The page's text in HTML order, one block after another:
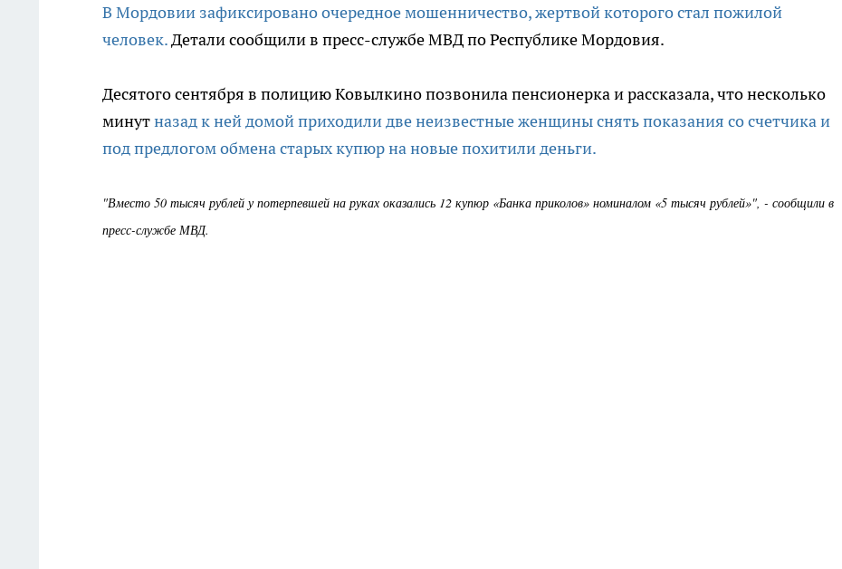
В Мордовии зафиксировано очередное мошенничество, жертвой которого стал пожилой
человек.Детали сообщили в пресс-службе МВД по Республике Мордовия.
Десятого сентября в полицию Ковылкино позвонила пенсионерка и рассказала, что несколько
минутназад к ней домой приходили две неизвестные женщины снять показания со счетчика и
под предлогом обмена старых купюр на новые похитили деньги.
"Вместо 50 тысяч рублей у потерпевшей на руках оказались 12 купюр «Банка приколов» номиналом «5 тысяч рублей»", - сообщили в
пресс-службе МВД.